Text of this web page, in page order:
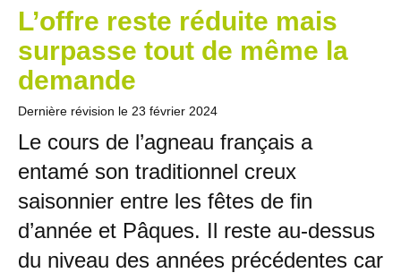
L’offre reste réduite mais
surpasse tout de même la
demande
Dernière révision le 23 février 2024
Le cours de l’agneau français a
entamé son traditionnel creux
saisonnier entre les fêtes de fin
d’année et Pâques. Il reste au-dessus
du niveau des années précédentes car